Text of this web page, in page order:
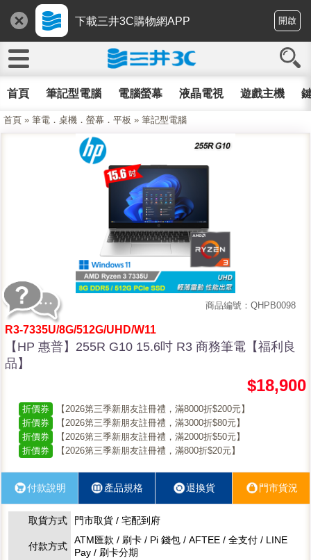
下載三井3C購物網APP 開啟
首頁 筆記型電腦 電腦螢幕 液晶電視 遊戲主機
首頁 » 筆電．桌機．螢幕．平板 » 筆記型電腦
商品編號：QHPB0098
R3-7335U/8G/512G/UHD/W11
【HP 惠普】255R G10 15.6吋 R3 商務筆電【福利良
品】
$18,900
折價券
【2026第三季新朋友註冊禮，滿8000折$200元】
折價券
【2026第三季新朋友註冊禮，滿3000折$80元】
折價券
【2026第三季新朋友註冊禮，滿2000折$50元】
折價券
【2026第三季新朋友註冊禮，滿800折$20元】
付款說明 產品規格 退換貨 門市貨況
取貨方式 門市取貨 / 宅配到府
付款方式
ATM匯款 / 刷卡 / Pi 錢包 / AFTEE / 全支付 / LINE
Pay / 刷卡分期